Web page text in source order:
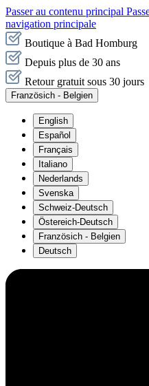
Passer au contenu principal
navigation principale
Boutique à Bad Homburg
Depuis plus de 30 ans
Retour gratuit sous 30 jours
Französich - Belgien
English
Español
Français
Italiano
Nederlands
Svenska
Schweiz-Deutsch
Östereich-Deutsch
Französich - Belgien
Deutsch